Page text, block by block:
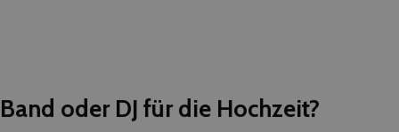
Band oder DJ für die Hochzeit?